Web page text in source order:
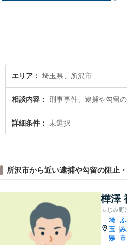
エリア 埼玉県、所沢市
相談内容 刑事事件、逮捕や勾留
詳細条件 未選択
所沢市から近い逮捕や勾留の阻止
樺澤
ふじみ野
埼
玉
県 市